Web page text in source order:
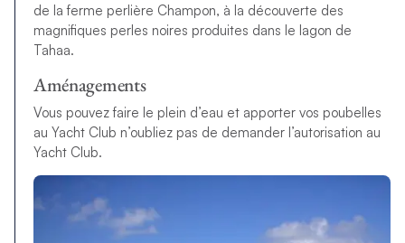
de la ferme perlière Champon, à la découverte des
magnifiques perles noires produites dans le lagon de
Tahaa.
Aménagements
Vous pouvez faire le plein d’eau et apporter vos poubelles
au Yacht Club n’oubliez pas de demander l’autorisation au
Yacht Club.